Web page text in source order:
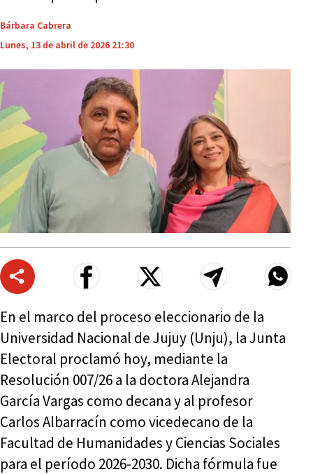
Bárbara Cabrera
Lunes, 13 de abril de 2026 21:30
En el marco del proceso eleccionario de la
Universidad Nacional de Jujuy (Unju), la Junta
Electoral proclamó hoy, mediante la
Resolución 007/26 a la doctora Alejandra
García Vargas como decana y al profesor
Carlos Albarracín como vicedecano de la
Facultad de Humanidades y Ciencias Sociales
para el período 2026-2030. Dicha fórmula fue